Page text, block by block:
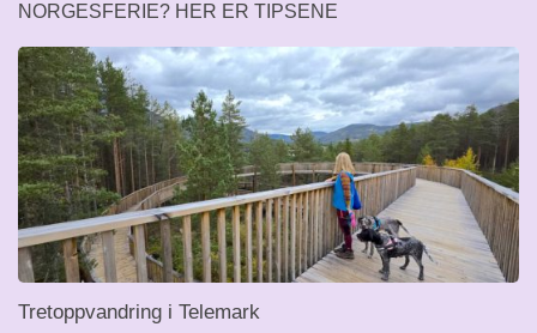
NORGESFERIE? HER ER TIPSENE
Tretoppvandring i Telemark